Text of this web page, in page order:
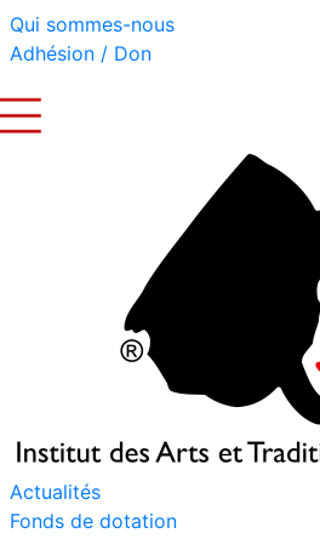
Qui sommes-nous
Adhésion / Don
Actualités
Fonds de dotation